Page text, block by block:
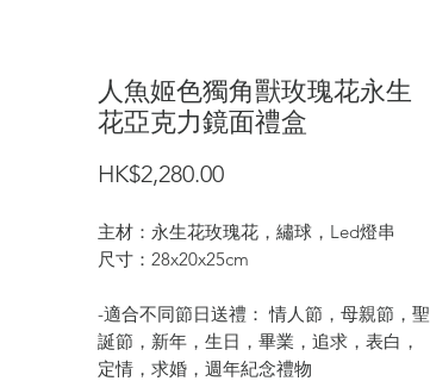
人魚姬色獨角獸玫瑰花永生
花亞克力鏡面禮盒
HK$2,280.00價
主材：永生花玫瑰花，繡球，Led燈串
尺寸：28x20x25cm
-適合不同節日送禮： 情人節，母親節，聖
誕節，新年，生日，畢業，追求，表白，
定情，求婚，週年紀念禮物